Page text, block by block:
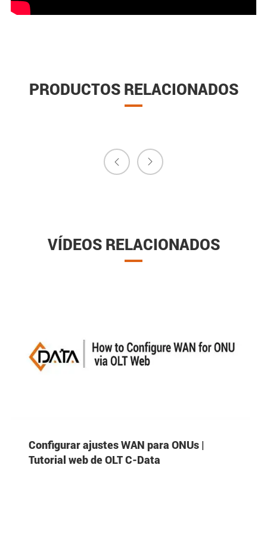
PRODUCTOS RELACIONADOS
 
VÍDEOS RELACIONADOS
Configurar ajustes WAN para ONUs |
Tutorial web de OLT C-Data